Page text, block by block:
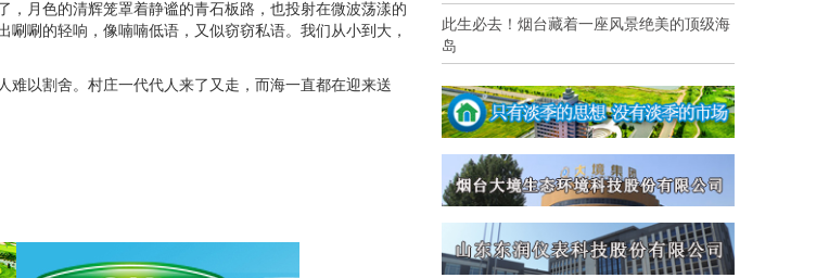
月色的清辉笼罩着静谧的青石板路，也投射在微波荡漾的
唰的轻响，像喃喃低语，又似窃窃私语。我们从小到大，
以割舍。村庄一代代人来了又走，而海一直都在迎来送
此生必去！烟台藏着一座风景绝美的顶级海
岛